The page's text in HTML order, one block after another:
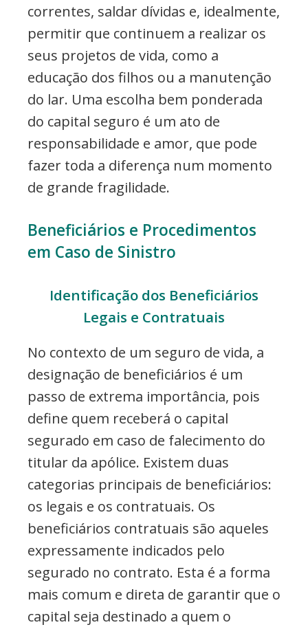
correntes, saldar dívidas e, idealmente,
permitir que continuem a realizar os
seus projetos de vida, como a
educação dos filhos ou a manutenção
do lar. Uma escolha bem ponderada
do capital seguro é um ato de
responsabilidade e amor, que pode
fazer toda a diferença num momento
de grande fragilidade.
Beneficiários e Procedimentos
em Caso de Sinistro
Identificação dos Beneficiários
Legais e Contratuais
No contexto de um seguro de vida, a
designação de beneficiários é um
passo de extrema importância, pois
define quem receberá o capital
segurado em caso de falecimento do
titular da apólice. Existem duas
categorias principais de beneficiários:
os legais e os contratuais. Os
beneficiários contratuais são aqueles
expressamente indicados pelo
segurado no contrato. Esta é a forma
mais comum e direta de garantir que o
capital seja destinado a quem o